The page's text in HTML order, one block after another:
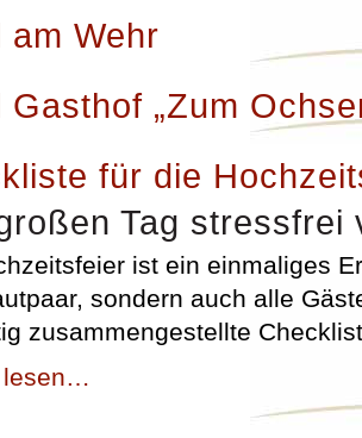
am Wehr
Gasthof „Zum
für die
Tag stressfrei
ist ein einmaliges
sondern auch alle
zusammengestellte
lesen…